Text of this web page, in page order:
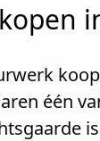
één